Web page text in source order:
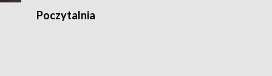
Poczytalnia